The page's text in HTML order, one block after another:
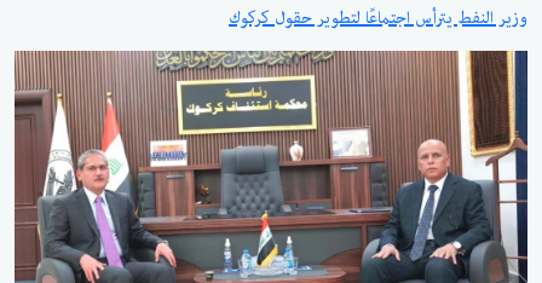
وزير النفط يترأس اجتماعًا لتطوير حقول كركوك